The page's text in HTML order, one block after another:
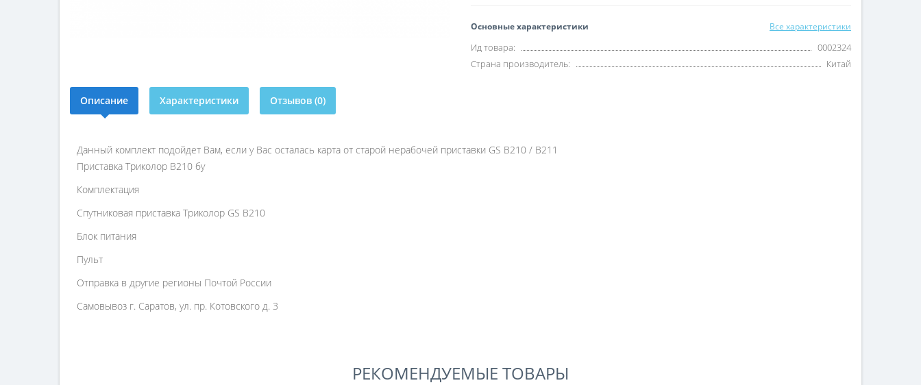
Основные характеристики Все характеристики
Ид товара:
0002324
Страна производитель:
Китай
Описание Характеристики Отзывов (0)
Данный комплект подойдет Вам, если у Вас осталась карта от старой нерабочей приставки GS B210 / B211
Приставка Триколор B210 бу
Комплектация
Спутниковая приставка Триколор GS B210
Блок питания
Пульт
Отправка в другие регионы Почтой России
Самовывоз г. Саратов, ул. пр. Котовского д. 3
РЕКОМЕНДУЕМЫЕ ТОВАРЫ